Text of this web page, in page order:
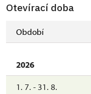
Otevírací doba
Období
2026
1. 7. - 31. 8.